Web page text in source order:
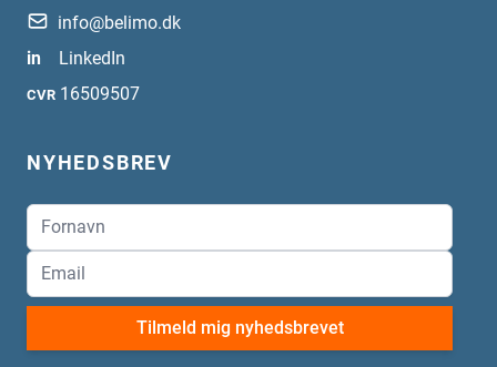
info@belimo.dk
in
LinkedIn
CVR 16509507
NYHEDSBREV
Tilmeld mig nyhedsbrevet